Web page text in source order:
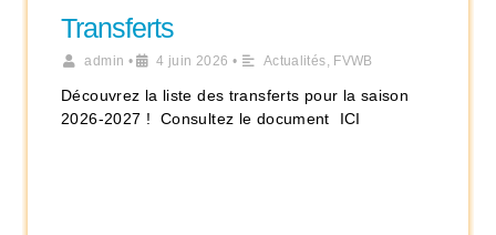
Transferts
admin • 4 juin 2026 • Actualités, FVWB
Découvrez la liste des transferts pour la saison
2026-2027 ! Consultez le document ICI